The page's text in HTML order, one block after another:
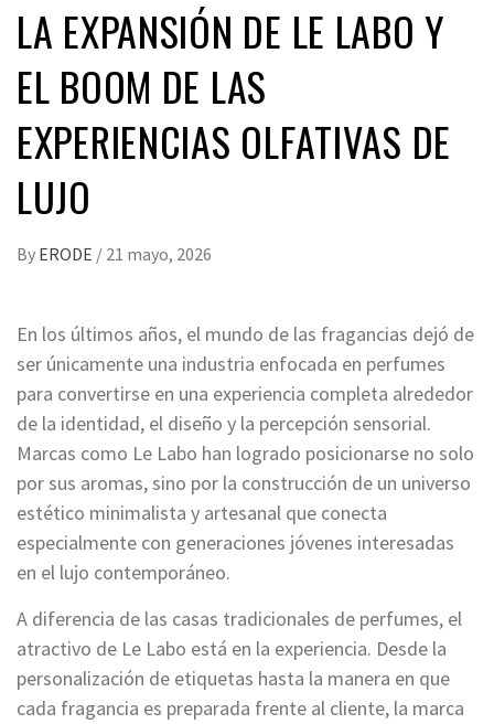
LA EXPANSIÓN DE LE LABO Y
EL BOOM DE LAS
EXPERIENCIAS OLFATIVAS DE
LUJO
By ERODE / 21 mayo, 2026
En los últimos años, el mundo de las fragancias dejó de
ser únicamente una industria enfocada en perfumes
para convertirse en una experiencia completa alrededor
de la identidad, el diseño y la percepción sensorial.
Marcas como Le Labo han logrado posicionarse no solo
por sus aromas, sino por la construcción de un universo
estético minimalista y artesanal que conecta
especialmente con generaciones jóvenes interesadas
en el lujo contemporáneo.
A diferencia de las casas tradicionales de perfumes, el
atractivo de Le Labo está en la experiencia. Desde la
personalización de etiquetas hasta la manera en que
cada fragancia es preparada frente al cliente, la marca